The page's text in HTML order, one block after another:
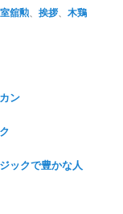
室舘勲 、挨拶 、木鶏
ン
クで豊かな人